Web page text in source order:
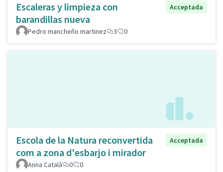
Escaleras y limpieza con
barandillas nueva
Acceptada
Pedro mancheño martinez 3 0
Escola de la Natura reconvertida
com a zona d'esbarjo i mirador
Acceptada
Anna Català 0 0